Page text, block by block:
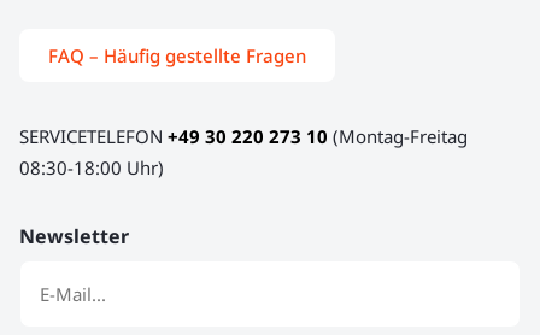
FAQ – Häufig gestellte Fragen
SERVICETELEFON +49 30 220 273 10 (Montag-Freitag
08:30-18:00 Uhr)
Newsletter